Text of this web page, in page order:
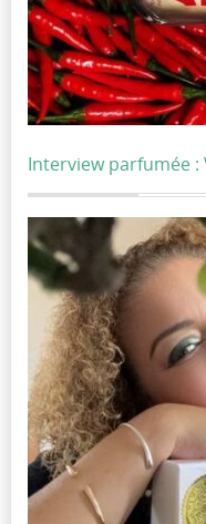
Interview parfumée :